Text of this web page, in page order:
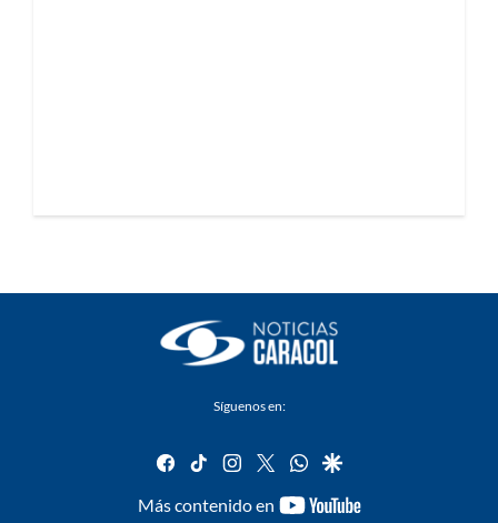
Síguenos en:
facebook
tiktok instagram
twitterwhatsapp
google
Más contenido en
youtube-